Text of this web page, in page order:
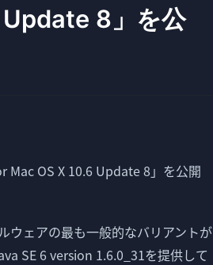
8」を公
OS X 10.6 Update 8」を公開
ウェアの最も一般的なバリアントが
SE 6 version 1.6.0_31を提供して